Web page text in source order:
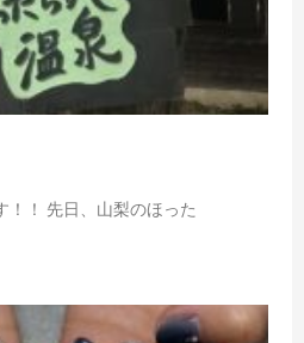
！！ 先日、山梨のほった